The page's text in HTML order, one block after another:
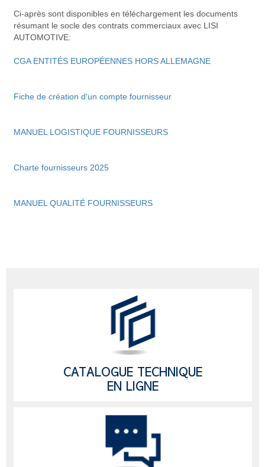
Ci-après sont disponibles en téléchargement les documents
résumant le socle des contrats commerciaux avec LISI
AUTOMOTIVE:
CGA ENTITÉS EUROPÉENNES HORS ALLEMAGNE
Fiche de création d'un compte fournisseur
MANUEL LOGISTIQUE FOURNISSEURS
Charte fournisseurs 2025
MANUEL QUALITÉ FOURNISSEURS
CATALOGUE TECHNIQUE
EN LIGNE